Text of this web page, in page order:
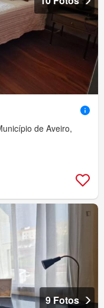
de Aveiro,
9 Fotos